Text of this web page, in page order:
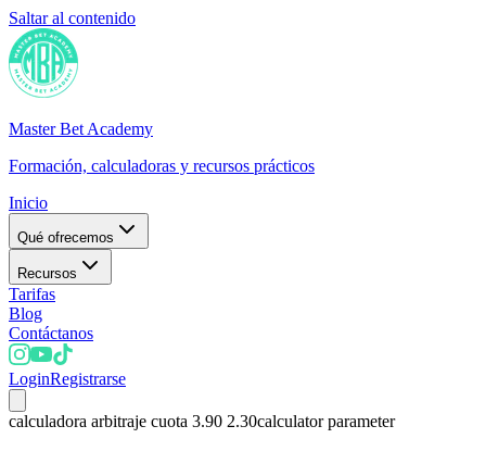
Saltar al contenido
Master Bet Academy
Formación, calculadoras y recursos prácticos
Inicio
Qué ofrecemos
Recursos
Tarifas
Blog
Contáctanos
LoginRegistrarse
calculadora arbitraje cuota 3.90 2.30calculator parameter